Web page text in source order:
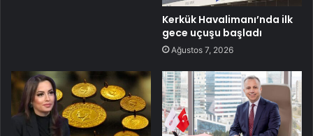
Kerkük Havalimanı’nda ilk
gece uçuşu başladı
Ağustos 7, 2026